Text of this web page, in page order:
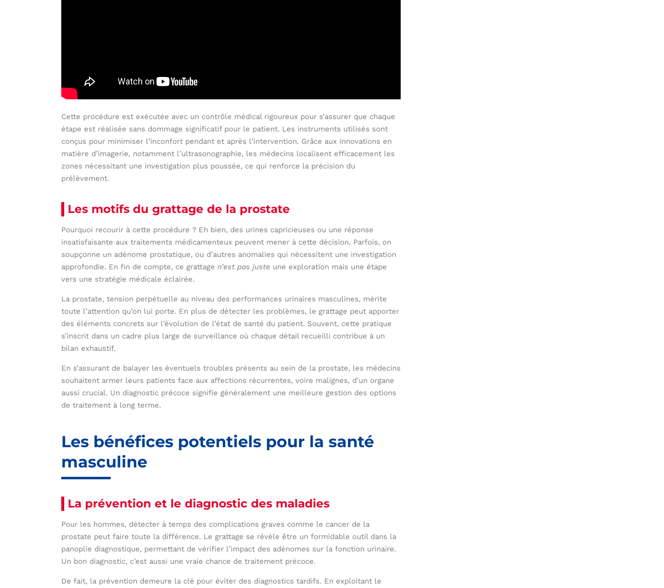
Cette procédure est exécutée avec un contrôle médical rigoureux pour s’assurer que chaque
étape est réalisée sans dommage significatif pour le patient. Les instruments utilisés sont
conçus pour minimiser l’inconfort pendant et après l’intervention. Grâce aux innovations en
matière d’imagerie, notamment l’ultrasonographie, les médecins localisent efficacement les
zones nécessitant une investigation plus poussée, ce qui renforce la précision du
prélèvement.
Les motifs du grattage de la prostate
Pourquoi recourir à cette procédure ? Eh bien, des urines capricieuses ou une réponse
insatisfaisante aux traitements médicamenteux peuvent mener à cette décision. Parfois, on
soupçonne un adénome prostatique, ou d’autres anomalies qui nécessitent une investigation
approfondie. En fin de compte, ce grattagen’est pas juste une exploration mais une étape
vers une stratégie médicale éclairée.
La prostate, tension perpétuelle au niveau des performances urinaires masculines, mérite
toute l’attention qu’on lui porte. En plus de détecter les problèmes, le grattage peut apporter
des éléments concrets sur l’évolution de l’état de santé du patient. Souvent, cette pratique
s’inscrit dans un cadre plus large de surveillance où chaque détail recueilli contribue à un
bilan exhaustif.
En s’assurant de balayer les éventuels troubles présents au sein de la prostate, les médecins
souhaitent armer leurs patients face aux affections récurrentes, voire malignes, d’un organe
aussi crucial. Un diagnostic précoce signifie généralement une meilleure gestion des options
de traitement à long terme.
Les bénéfices potentiels pour la santé
masculine
La prévention et le diagnostic des maladies
Pour les hommes, détecter à temps des complications graves comme le cancer de la
prostate peut faire toute la différence. Le grattage se révèle être un formidable outil dans la
panoplie diagnostique, permettant de vérifier l’impact des adénomes sur la fonction urinaire.
Un bon diagnostic, c’est aussi une vraie chance de traitement précoce.
De fait, la prévention demeure la clé pour éviter des diagnostics tardifs. En exploitant le